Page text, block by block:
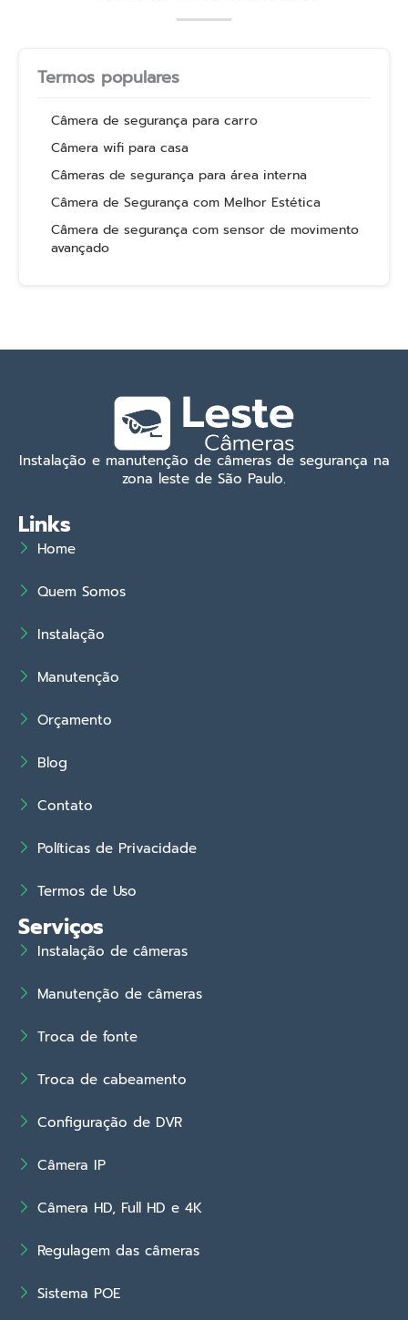
Termos populares
Câmera de segurança para carro
Câmera wifi para casa
Câmeras de segurança para área interna
Câmera de Segurança com Melhor Estética
Câmera de segurança com sensor de movimento
avançado
Instalação e manutenção de câmeras de segurança na
zona leste de São Paulo.
Links
Home
Quem Somos
Instalação
Manutenção
Orçamento
Blog
Contato
Políticas de Privacidade
Termos de Uso
Serviços
Instalação de câmeras
Manutenção de câmeras
Troca de fonte
Troca de cabeamento
Configuração de DVR
Câmera IP
Câmera HD, Full HD e 4K
Regulagem das câmeras
Sistema POE